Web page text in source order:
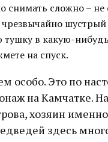
снимать сложно – не
шустрый
тушку в какую-
на спуск.
особо. Это по
на Камчатке.
хозяин
здесь